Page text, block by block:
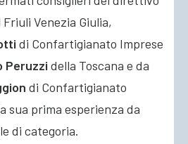
Friuli Venezia Giulia,
di Confartigianato Imprese
Peruzzi della Toscana e da
di Confartigianato
sua prima esperienza da
di categoria.